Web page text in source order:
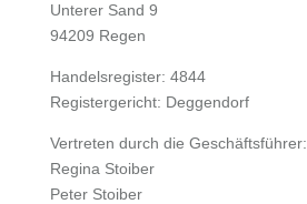
Unterer Sand 9
94209 Regen
Handelsregister: 4844
Registergericht: Deggendorf
Vertreten durch die Geschäftsführer:
Regina Stoiber
Peter Stoiber